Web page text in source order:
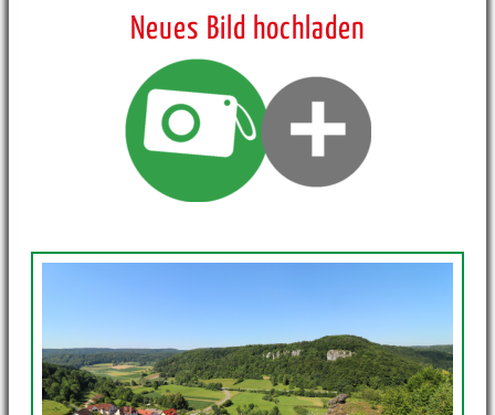
Neues Bild hochladen